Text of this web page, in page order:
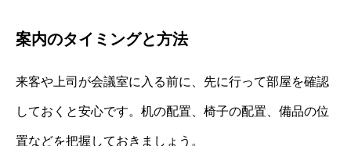
案内のタイミングと方法
来客や上司が会議室に入る前に、先に行って部屋を確認
しておくと安心です。机の配置、椅子の配置、備品の位
置などを把握しておきましょう。